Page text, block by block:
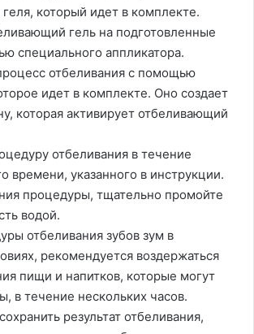
который идет в комплекте.
гель на подготовленные
специального аппликатора.
отбеливания с помощью
идет в комплекте. Оно создает
которая активирует отбеливающий
отбеливания в течение
времени, указанного в инструкции.
процедуры, тщательно промойте
водой.
отбеливания зубов зум в
рекомендуется воздержаться
пищи и напитков, которые могут
в течение нескольких часов.
результат отбеливания,